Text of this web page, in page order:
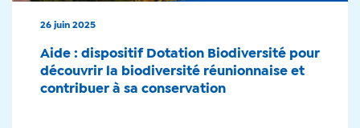
26 juin 2025
Aide : dispositif Dotation Biodiversité pour
découvrir la biodiversité réunionnaise et
contribuer à sa conservation